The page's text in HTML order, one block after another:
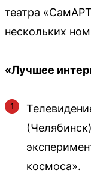
театра
нескольких
«Лучшее
космоса».